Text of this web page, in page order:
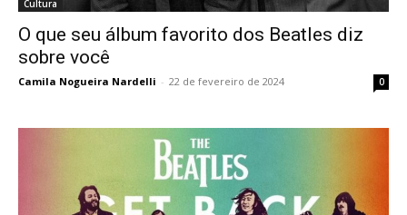
Cultura
O que seu álbum favorito dos Beatles diz
sobre você
Camila Nogueira Nardelli - 22 de fevereiro de 2024 0